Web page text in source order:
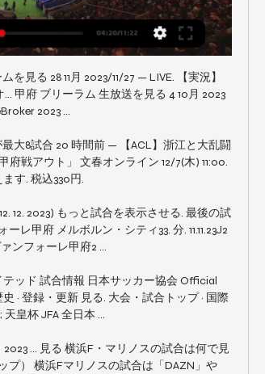
見る 28 11月 2023/11/27 — LIVE. 【実況】
甲府 ブリーラム 生放送を見る 4 10月 2023
2023 ...
大8試合 20 時間前 — 【ACL】浙江と大乱闘
戦アウト」 文春オンライン 12/7(木) 11:00.
す. 税込330円.
12. 2023) もっと試合を表示させる. 最後の試
レ甲府 メルボルン・シティ33. 分. 11.11.23J2
ンフォーレ甲府2 ...
ッド 試合情報 日本サッカー協会 Official
· 登録・更新 見る. 大会・試合トップ · 国際
皇杯 JFA 全日本 ...
... 見る 横浜F・マリノスの試合は何で見
） 横浜Fマリノスの試合は「DAZN」や